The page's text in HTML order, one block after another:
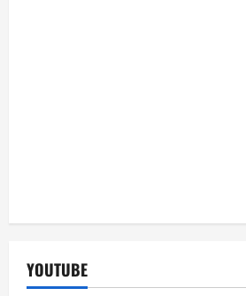
YOUTUBE